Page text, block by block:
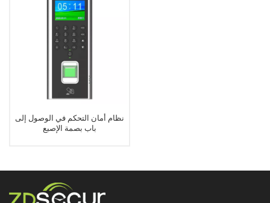
نظام أمان التحكم في الوصول إلى
باب بصمة الإصبع